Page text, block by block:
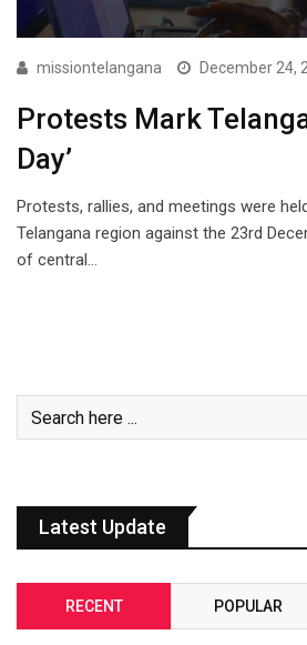
missiontelangana December 24,
Protests Mark
Day’
Protests, rallies, and meetings were
Telangana region against the 23rd
of central…
Latest Update
RECENT POPULAR